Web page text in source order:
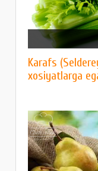
Karafs
xosiyatlarga